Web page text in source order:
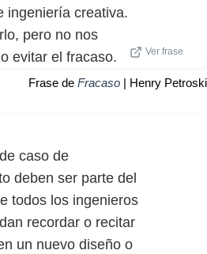
ingeniería creativa.
pero no nos
evitar el fracaso.
Ver frase
Frase de Fracaso | Henry Petroski
caso de
deben ser parte del
todos los ingenieros
recordar o recitar
un nuevo diseño o